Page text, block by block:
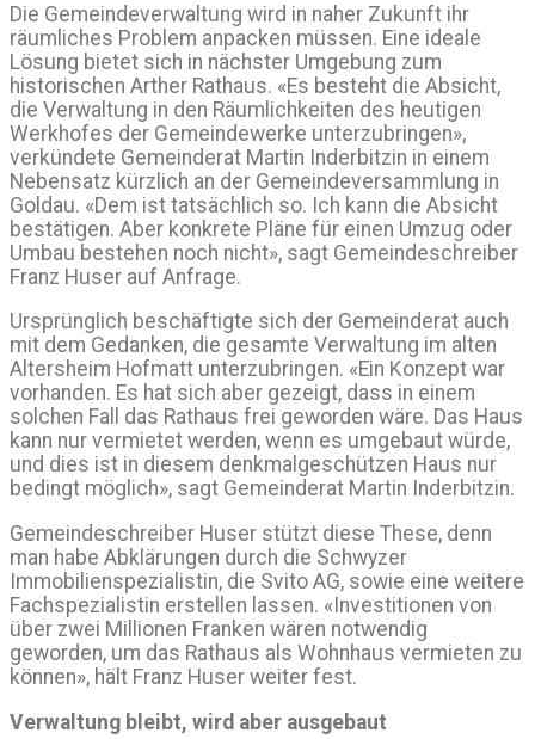
Die Gemeindeverwaltung wird in naher Zukunft ihr
räumliches Problem anpacken müssen. Eine ideale
Lösung bietet sich in nächster Umgebung zum
historischen Arther Rathaus. «Es besteht die Absicht,
die Verwaltung in den Räumlichkeiten des heutigen
Werkhofes der Gemeindewerke unterzubringen»,
verkündete Gemeinderat Martin Inderbitzin in einem
Nebensatz kürzlich an der Gemeindeversammlung in
Goldau. «Dem ist tatsächlich so. Ich kann die Absicht
bestätigen. Aber konkrete Pläne für einen Umzug oder
Umbau bestehen noch nicht», sagt Gemeindeschreiber
Franz Huser auf Anfrage.
Ursprünglich beschäftigte sich der Gemeinderat auch
mit dem Gedanken, die gesamte Verwaltung im alten
Altersheim Hofmatt unterzubringen. «Ein Konzept war
vorhanden. Es hat sich aber gezeigt, dass in einem
solchen Fall das Rathaus frei geworden wäre. Das Haus
kann nur vermietet werden, wenn es umgebaut würde,
und dies ist in diesem denkmalgeschützen Haus nur
bedingt möglich», sagt Gemeinderat Martin Inderbitzin.
Gemeindeschreiber Huser stützt diese These, denn
man habe Abklärungen durch die Schwyzer
Immobilienspezialistin, die Svito AG, sowie eine weitere
Fachspezialistin erstellen lassen. «Investitionen von
über zwei Millionen Franken wären notwendig
geworden, um das Rathaus als Wohnhaus vermieten zu
können», hält Franz Huser weiter fest.
Verwaltung bleibt, wird aber ausgebaut